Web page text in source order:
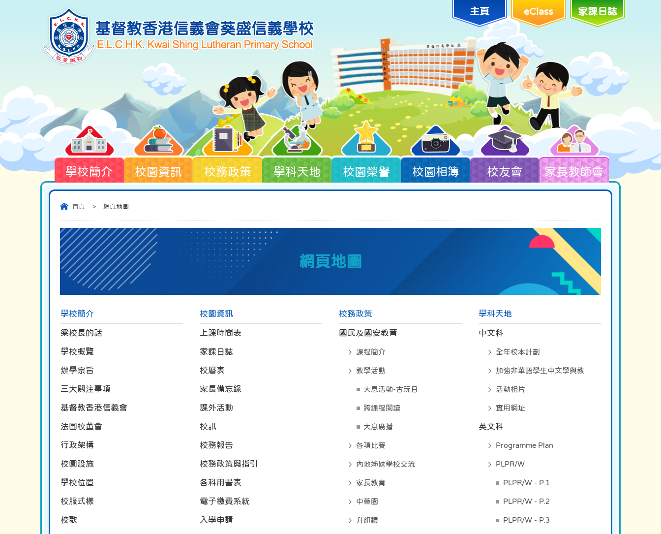
主頁 eClass 家課日誌
學校簡介 校園資訊 校務政策 學科天地 校園榮譽 校園相簿 校友會 家長教師會
首頁 > 網頁地圖
網頁地圖
學校簡介
梁校長的話
學校概覽
辦學宗旨
三大關注事項
基督教香港信義會
法團校董會
行政架構
校園設施
學校位置
校服式樣
校歌
校園資訊
上課時間表
家課日誌
校曆表
家長備忘錄
課外活動
校訊
校務報告
校務政策與指引
各科用書表
電子繳費系統
入學申請
校務政策
國民及國安教育
課程簡介
教學活動
大息活動-古玩日
跨課程閱讀
大息廣播
各項比賽
內地姊妹學校交流
家長教育
中藥園
升旗禮
學科天地
中文科
全年校本計劃
加強非華語學生中文學與教
活動相片
實用網址
英文科
Programme Plan
PLPR/W
PLPR/W - P.1
PLPR/W - P.2
PLPR/W - P.3